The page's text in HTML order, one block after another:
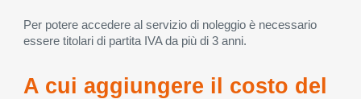
Per potere accedere al servizio di noleggio è necessario
essere titolari di partita IVA da più di 3 anni.
A cui aggiungere il costo del